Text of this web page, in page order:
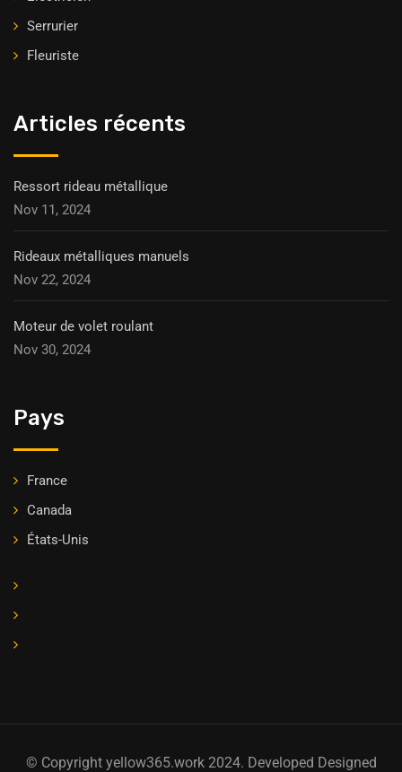
Serrurier
Fleuriste
Articles récents
Ressort rideau métallique
Nov 11, 2024
Rideaux métalliques manuels
Nov 22, 2024
Moteur de volet roulant
Nov 30, 2024
Pays
France
Canada
États-Unis
© Copyright yellow365.work 2024. Developed Designed